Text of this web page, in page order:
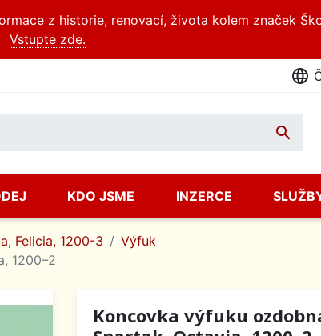
z historie, renovací, života kolem značek
Vstupte zde.
language

KDO JSME INZERCE
Felicia, 1200-3
Výfuk
1200–2
Koncovka výfuku